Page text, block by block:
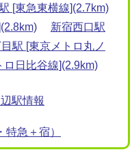
[東急東横線](2.7km)
新宿西口駅
駅 [東京メトロ丸ノ
ロ日比谷線](2.9km)
駅情報
急＋宿）